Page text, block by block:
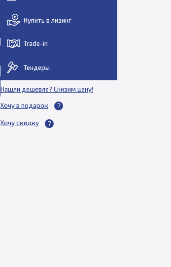
Купить в лизинг
Trade-in
Тендеры
Нашли дешевле? Снизим цену!
Хочу в подарок
Хочу скидку